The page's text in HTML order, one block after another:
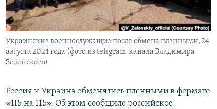
Украинские военнослужащие после обмена пленными, 24
августа 2024 года (фото из telegram-канала Владимира
Зеленского)
Россия и Украина обменялись пленными в формате
«115 на 115». Об этом сообщило российское